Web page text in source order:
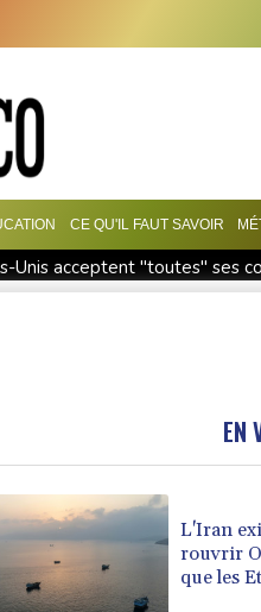
CE QU'IL FAUT SAVOIR
Unis acceptent "toutes" ses
EN
L'Iran
rouvrir
que les